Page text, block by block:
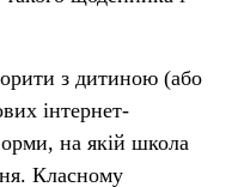
з дитиною (або
інтернет-
на якій школа
Класному